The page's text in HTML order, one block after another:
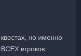
но именно
ВСЕХ игроков